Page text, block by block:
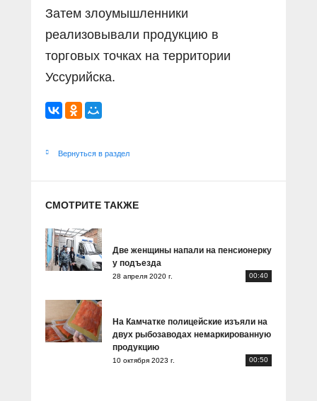
Затем злоумышленники
реализовывали продукцию в
торговых точках на территории
Уссурийска.
Вернуться в раздел
СМОТРИТЕ ТАКЖЕ
Две женщины напали на пенсионерку
у подъезда
28 апреля 2020 г. 00:40
На Камчатке полицейские изъяли на
двух рыбозаводах немаркированную
продукцию
10 октября 2023 г. 00:50